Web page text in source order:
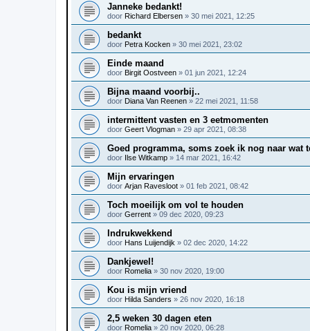
Janneke bedankt!
door Richard Elbersen » 30 mei 2021, 12:25
bedankt
door Petra Kocken » 30 mei 2021, 23:02
Einde maand
door Birgit Oostveen » 01 jun 2021, 12:24
Bijna maand voorbij..
door Diana Van Reenen » 22 mei 2021, 11:58
intermittent vasten en 3 eetmomenten
door Geert Vlogman » 29 apr 2021, 08:38
Goed programma, soms zoek ik nog naar wat
door Ilse Witkamp » 14 mar 2021, 16:42
Mijn ervaringen
door Arjan Ravesloot » 01 feb 2021, 08:42
Toch moeilijk om vol te houden
door Gerrent » 09 dec 2020, 09:23
Indrukwekkend
door Hans Luijendijk » 02 dec 2020, 14:22
Dankjewel!
door Romelia » 30 nov 2020, 19:00
Kou is mijn vriend
door Hilda Sanders » 26 nov 2020, 16:18
2,5 weken 30 dagen eten
door Romelia » 20 nov 2020, 06:28